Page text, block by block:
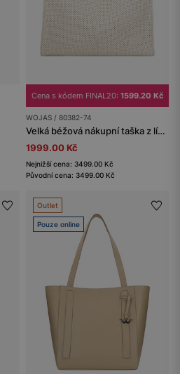
Cena s kódem FINAL20: 1599.20 Kč
WOJAS / 80382-74
Velká béžová nákupní taška z lícové kůže
1999.00 Kč
Nejnižší cena: 3499.00 Kč
Původní cena: 3499.00 Kč
Outlet
Pouze online